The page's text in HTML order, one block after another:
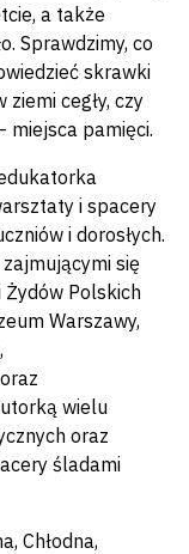
a także
Sprawdzimy, co
skrawki
cegły, czy
miejsca pamięci.
i spacery
i dorosłych.
się
Polskich
Warszawy,
wielu
oraz
śladami
Chłodna,